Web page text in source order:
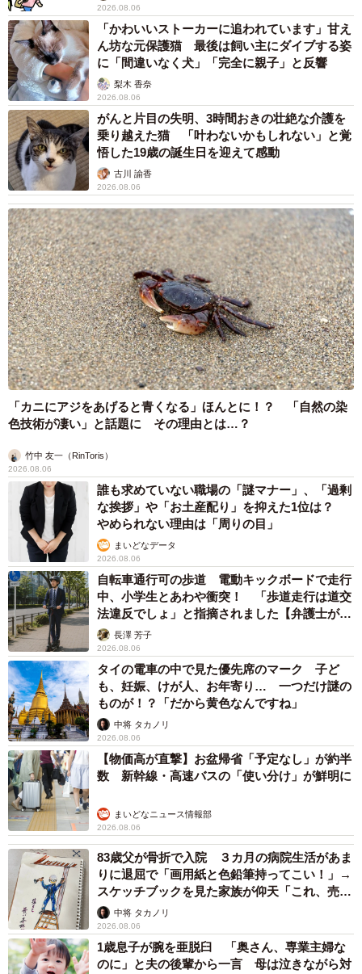
2026.08.06
「かわいいストーカーに追われています」甘え
ん坊な元保護猫 最後は飼い主にダイブする姿
に「間違いなく犬」「完全に親子」と反響
梨木 香奈
2026.08.06
がんと片目の失明、3時間おきの壮絶な介護を
乗り越えた猫 「叶わないかもしれない」と覚
悟した19歳の誕生日を迎えて感動
古川 諭香
2026.08.06
「カニにアジをあげると青くなる」ほんとに！？ 「自然の染
色技術が凄い」と話題に その理由とは…？
竹中 友一（RinToris）
2026.08.06
誰も求めていない職場の「謎マナー」、「過剰
な挨拶」や「お土産配り」を抑えた1位は？
やめられない理由は「周りの目」
まいどなデータ
2026.08.06
自転車通行可の歩道 電動キックボードで走行
中、小学生とあわや衝突！ 「歩道走行は道交
法違反でしょ」と指摘されました【弁護士が解
説】長澤 芳子
2026.08.06
タイの電車の中で見た優先席のマーク 子ど
も、妊娠、けが人、お年寄り… 一つだけ謎の
ものが！？「だから黄色なんですね」
中将 タカノリ
2026.08.06
【物価高が直撃】お盆帰省「予定なし」が約半
数 新幹線・高速バスの「使い分け」が鮮明に
まいどなニュース情報部
2026.08.06
83歳父が骨折で入院 ３カ月の病院生活があま
りに退屈で「画用紙と色鉛筆持ってこい！」→
スケッチブックを見た家族が仰天「これ、売れ
ますよ…」
中将 タカノリ
2026.08.06
1歳息子が腕を亜脱臼 「奥さん、専業主婦な
のに」と夫の後輩から一言 母は泣きながら対